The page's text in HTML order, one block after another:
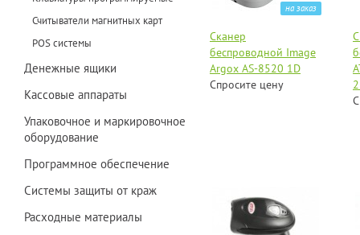
Считыватели магнитных карт
POS системы
Денежные ящики
Кассовые аппараты
Упаковочное и маркировочное
оборудование
Программное обеспечение
Системы защиты от краж
Расходные материалы
Сканер
беспроводной Image
Argox AS-8520 1D
на заказ
Спросите цену